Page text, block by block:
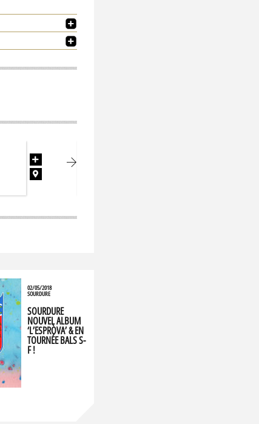
02/05/2018
SOURDURE
SOURDURE
NOUVEL ALBUM
‘L’ESPRÒVA’ & EN
TOURNÉE BALS S-
F !